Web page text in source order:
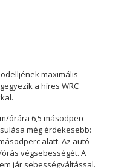
maximális
a híres WRC
órára 6,5 ​​másodperc
még érdekesebb:
alatt. Az autó
végsebességét. A
jár sebességváltással.